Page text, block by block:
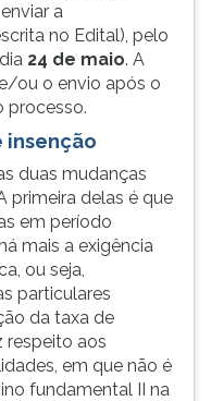
a
no Edital), pelo
24 de maio. A
ou o envio após o
processo.
insenção
duas mudanças
primeira delas é que
em período
mais a exigência
ou seja,
particulares
da taxa de
respeito aos
em que não é
fundamental II na